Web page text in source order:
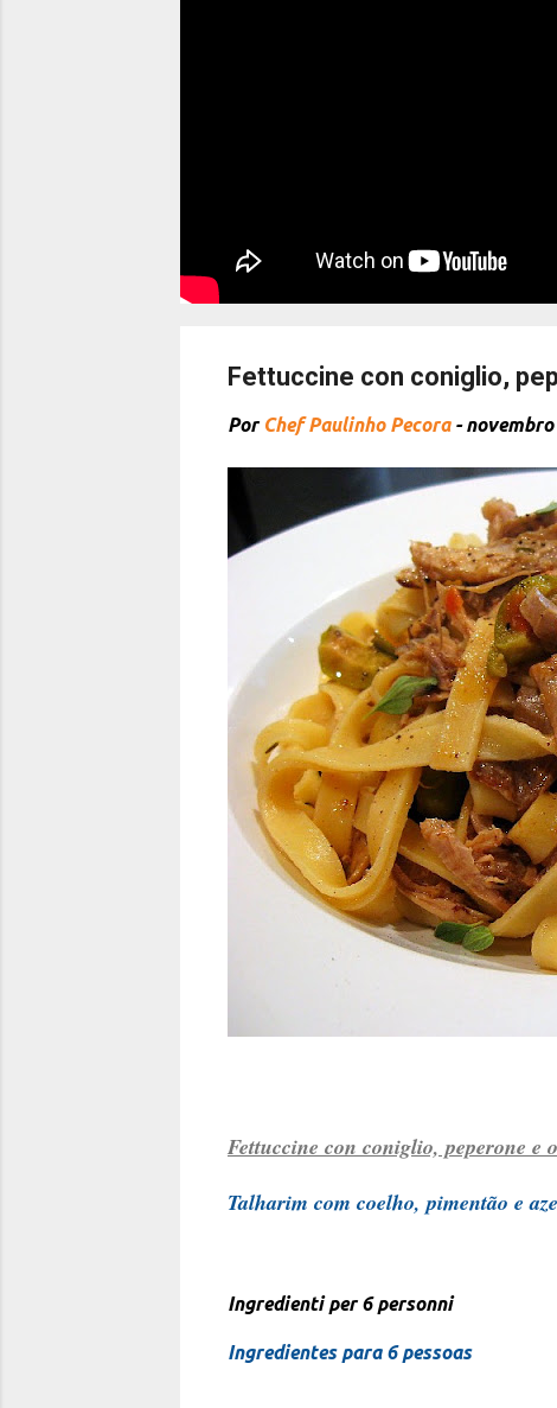
Fettuccine con coniglio,
Por Chef Paulinho Pecora -
Fettuccine con coniglio, peperone e
Talharim com coelho, pimentão e
Ingredienti per 6 personni
Ingredientes para 6 pessoas